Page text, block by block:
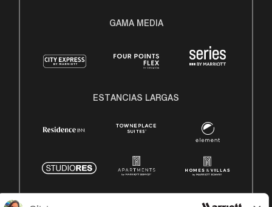
GAMA MEDIA
ESTANCIAS LARGAS